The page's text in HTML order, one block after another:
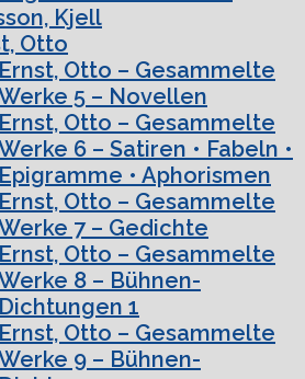
Kjell
Otto
Ernst, Otto – Gesammelte
5 – Novellen
Ernst, Otto – Gesammelte
6 – Satiren • Fabeln •
Epigramme • Aphorismen
Ernst, Otto – Gesammelte
7 – Gedichte
Ernst, Otto – Gesammelte
8 – Bühnen-
Dichtungen 1
Ernst, Otto – Gesammelte
9 – Bühnen-